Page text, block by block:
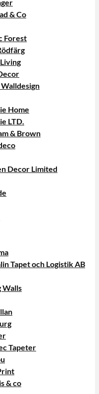
& Co
Forest
Walldesign
Home
LTD.
& Brown
Decor Limited
Tapet och Logistik AB
Walls
Tapeter
& co